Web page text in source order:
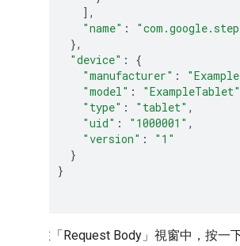
],
"name" :
},
"device" :
{
"manufacturer" :
"model" : "ExampleTablet"
"type" : "tablet" ,
"uid" : "1000001" ,
"version" :
"1"
}
}
在「Request Body」 視窗中，按一